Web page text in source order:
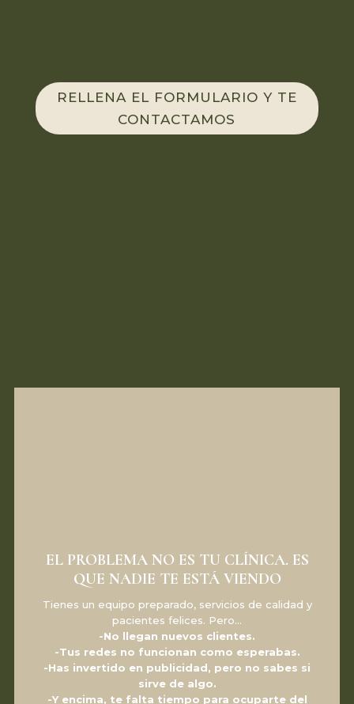
RELLENA EL FORMULARIO Y TE
CONTACTAMOS
EL PROBLEMA NO ES TU CLÍNICA. ES
QUE NADIE TE ESTÁ VIENDO
Tienes un equipo preparado, servicios de calidad y
pacientes felices. Pero…
-No llegan nuevos clientes.
-Tus redes no funcionan como esperabas.
-Has invertido en publicidad, pero no sabes si
sirve de algo.
-Y encima, te falta tiempo para ocuparte del